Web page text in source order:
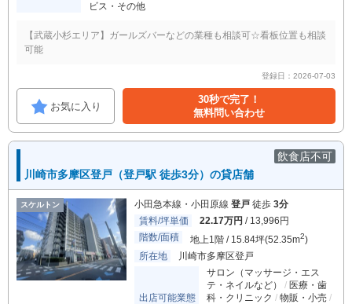
ビス・その他
【武蔵小杉エリア】ガールズバーなどの業種も相談可☆看板位置も相談
可能
登録日：2026-07-03
お気に入り
30秒で完了！
無料問い合わせ
飲食店不可
川崎市多摩区登戸（登戸駅 徒歩3分）の貸店舗
スケルトン 小田急本線・小田原線 登戸 徒歩 3分
賃料/坪単価
22.17万円 / 13,996円
階数/面積
地上1階 / 15.84坪(52.35m2)
所在地
川崎市多摩区登戸
出店可能業態
サロン（マッサージ・エス
テ・ネイルなど）
医療・歯
科・クリニック
物販・小売